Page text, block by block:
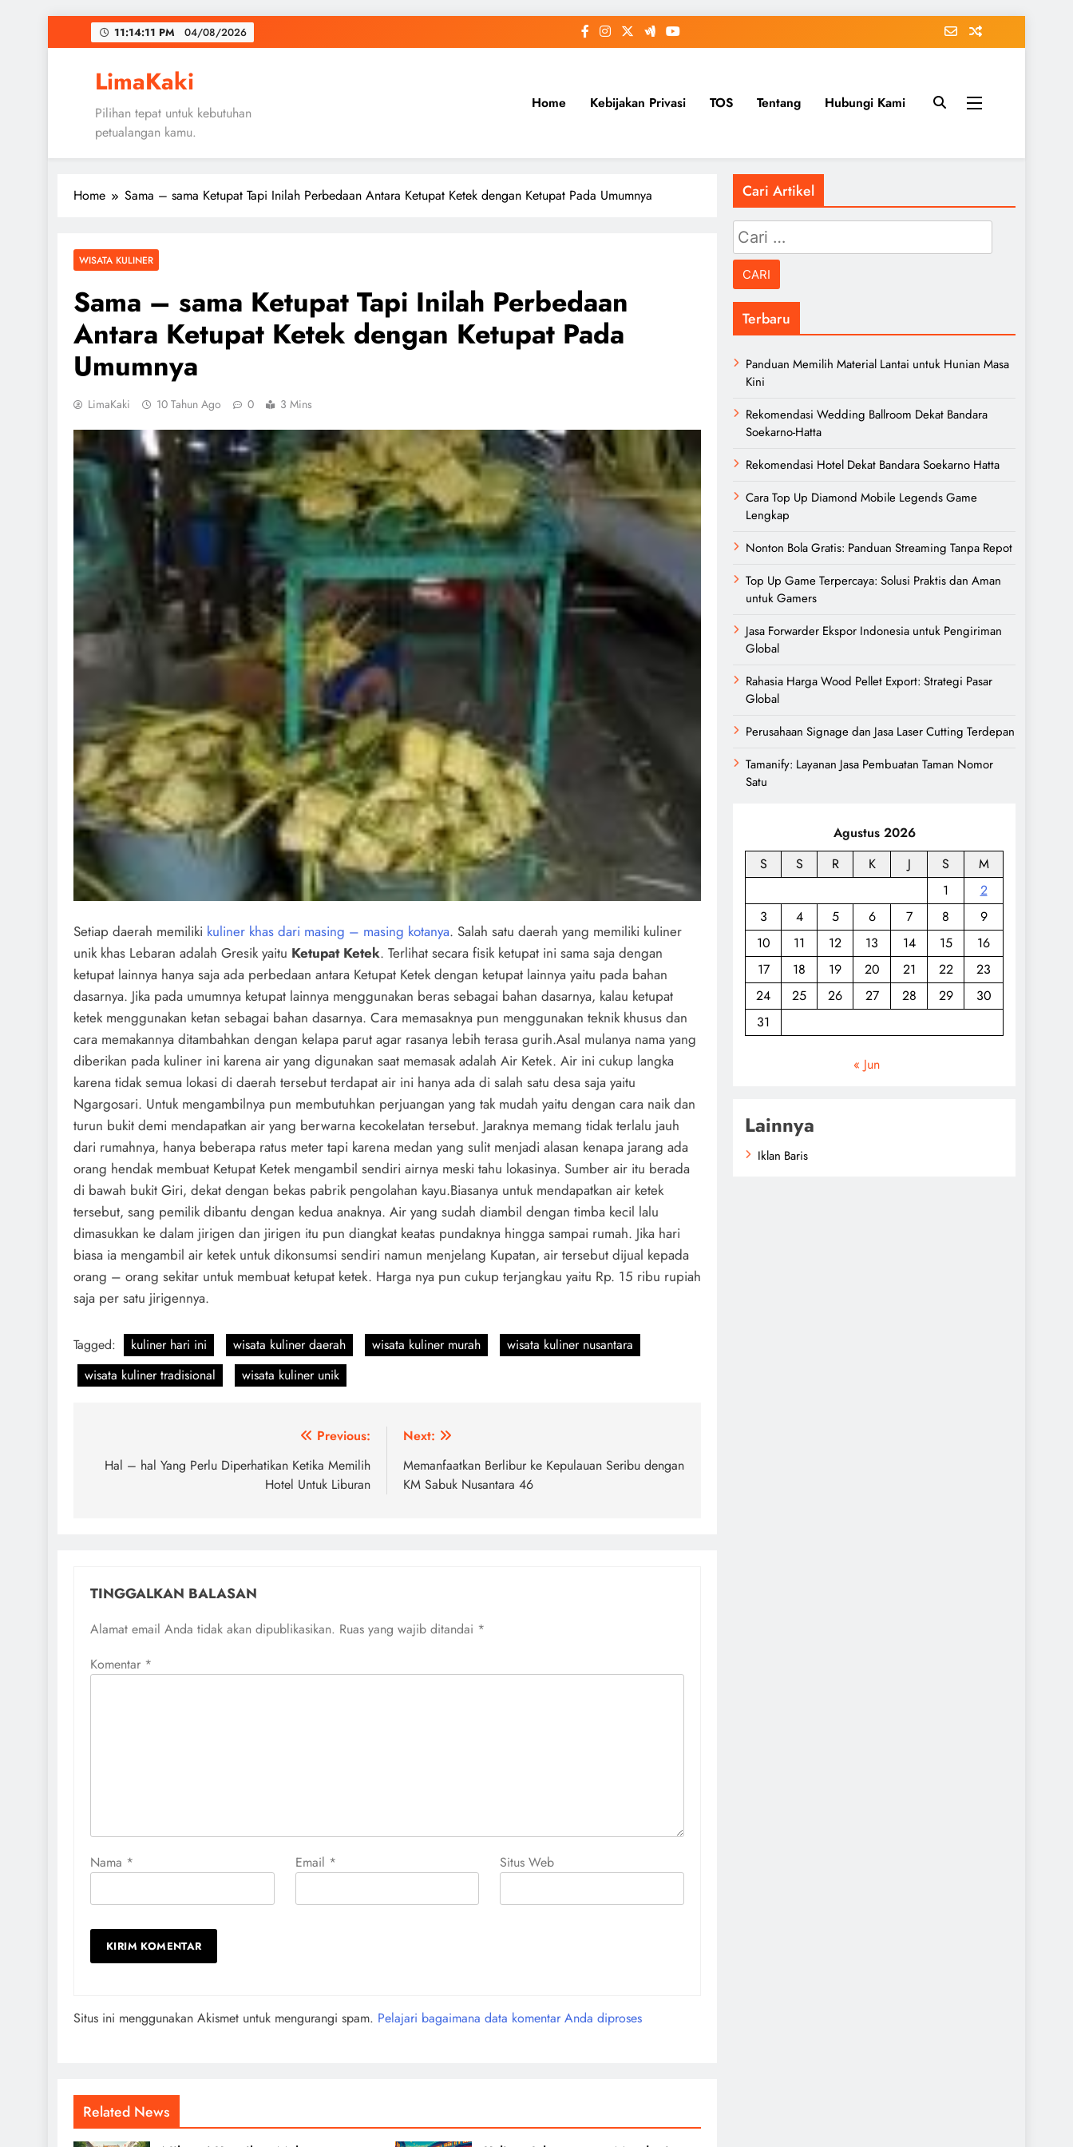
to
11:14:12 PM 04/08/2026
LimaKaki
Pilihan tepat untuk kebutuhan
petualangan kamu.
Home Kebijakan Privasi TOS Tentang Hubungi Kami
Home Sama – sama Ketupat Tapi Inilah Perbedaan Antara Ketupat Ketek dengan Ketupat Pada Umumnya
WISATA KULINER
Sama – sama Ketupat Tapi Inilah Perbedaan
Antara Ketupat Ketek dengan Ketupat Pada
Umumnya
LimaKaki 10 Tahun Ago 0 3 Mins
Setiap daerah memiliki kuliner khas dari masing – masing kotanya. Salah satu daerah yang memiliki kuliner
unik khas Lebaran adalah Gresik yaitu Ketupat Ketek. Terlihat secara fisik ketupat ini sama saja dengan
ketupat lainnya hanya saja ada perbedaan antara Ketupat Ketek dengan ketupat lainnya yaitu pada bahan
dasarnya. Jika pada umumnya ketupat lainnya menggunakan beras sebagai bahan dasarnya, kalau ketupat
ketek menggunakan ketan sebagai bahan dasarnya. Cara memasaknya pun menggunakan teknik khusus dan
cara memakannya ditambahkan dengan kelapa parut agar rasanya lebih terasa gurih.Asal mulanya nama yang
diberikan pada kuliner ini karena air yang digunakan saat memasak adalah Air Ketek. Air ini cukup langka
karena tidak semua lokasi di daerah tersebut terdapat air ini hanya ada di salah satu desa saja yaitu
Ngargosari. Untuk mengambilnya pun membutuhkan perjuangan yang tak mudah yaitu dengan cara naik dan
turun bukit demi mendapatkan air yang berwarna kecokelatan tersebut. Jaraknya memang tidak terlalu jauh
dari rumahnya, hanya beberapa ratus meter tapi karena medan yang sulit menjadi alasan kenapa jarang ada
orang hendak membuat Ketupat Ketek mengambil sendiri airnya meski tahu lokasinya. Sumber air itu berada
di bawah bukit Giri, dekat dengan bekas pabrik pengolahan kayu.Biasanya untuk mendapatkan air ketek
tersebut, sang pemilik dibantu dengan kedua anaknya. Air yang sudah diambil dengan timba kecil lalu
dimasukkan ke dalam jirigen dan jirigen itu pun diangkat keatas pundaknya hingga sampai rumah. Jika hari
biasa ia mengambil air ketek untuk dikonsumsi sendiri namun menjelang Kupatan, air tersebut dijual kepada
orang – orang sekitar untuk membuat ketupat ketek. Harga nya pun cukup terjangkau yaitu Rp. 15 ribu rupiah
saja per satu jirigennya.
Tagged: kuliner hari ini wisata kuliner daerah wisata kuliner murah
wisata kuliner nusantara
wisata kuliner tradisional
wisata kuliner unik
pos
Previous:
Hal – hal Yang Perlu Diperhatikan Ketika Memilih
Hotel Untuk Liburan
Next:
Memanfaatkan Berlibur ke Kepulauan Seribu dengan
KM Sabuk Nusantara 46
TINGGALKAN BALASAN
Alamat email Anda tidak akan dipublikasikan. Ruas yang wajib ditandai *
Komentar *
Nama * Email * Situs Web
Situs ini menggunakan Akismet untuk mengurangi spam. Pelajari bagaimana data komentar Anda diproses
Related News
Cari Artikel
Cari
untuk:
Terbaru
Panduan Memilih Material Lantai untuk Hunian Masa
Kini
Rekomendasi Wedding Ballroom Dekat Bandara
Soekarno-Hatta
Rekomendasi Hotel Dekat Bandara Soekarno Hatta
Cara Top Up Diamond Mobile Legends Game
Lengkap
Nonton Bola Gratis: Panduan Streaming Tanpa Repot
Top Up Game Terpercaya: Solusi Praktis dan Aman
untuk Gamers
Jasa Forwarder Ekspor Indonesia untuk Pengiriman
Global
Rahasia Harga Wood Pellet Export: Strategi Pasar
Global
Perusahaan Signage dan Jasa Laser Cutting Terdepan
Tamanify: Layanan Jasa Pembuatan Taman Nomor
Satu
Agustus 2026
S
S R K J S
M
1
2
3
4 5 6 7 8
9
10
11 12 13 14 15
16
17
18 19 20 21 22
23
24
25 26 27 28 29
30
31
« Jun
Lainnya
Iklan Baris